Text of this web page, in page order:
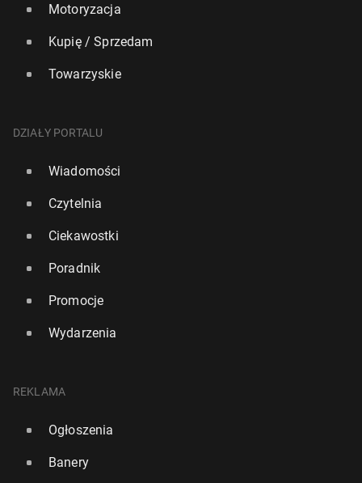
Motoryzacja
Kupię / Sprzedam
Towarzyskie
DZIAŁY PORTALU
Wiadomości
Czytelnia
Ciekawostki
Poradnik
Promocje
Wydarzenia
REKLAMA
Ogłoszenia
Banery